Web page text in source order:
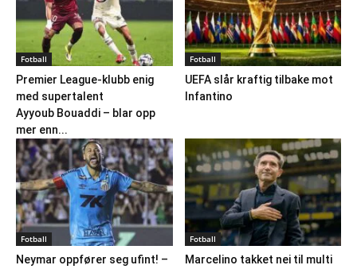
Fotball
Premier League-klubb enig
med supertalent
Ayyoub Bouaddi – blar opp
mer enn...
Fotball
UEFA slår kraftig tilbake mot
Infantino
Fotball
Neymar oppfører seg ufint! –
Fotball
Marcelino takket nei til multi